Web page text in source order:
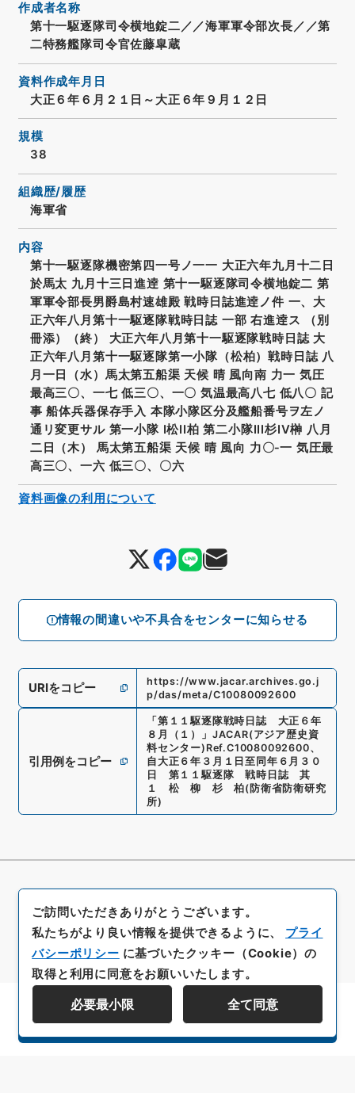
情報の間違いや不具合をセンターに知らせる
作成者名称
第十一駆逐隊司令横地錠二／／海軍軍令部次長／／第
二特務艦隊司令官佐藤皐蔵
資料作成年月日
大正６年６月２１日～大正６年９月１２日
規模
38
組織歴/履歴
海軍省
内容
第十一駆逐隊機密第四一号ノ一一 大正六年九月十二日
於馬太 九月十三日進逹 第十一駆逐隊司令横地錠二 第
軍軍令部長男爵島村速雄殿 戦時日誌進逹ノ件 一、大
正六年八月第十一駆逐隊戦時日誌 一部 右進逹ス （別
冊添）（終） 大正六年八月第十一駆逐隊戦時日誌 大
正六年八月第十一駆逐隊第一小隊（松柏）戦時日誌 八
月一日（水）馬太第五船渠 天候 晴 風向南 力一 気圧
最高三〇、一七 低三〇、一〇 気温最高八七 低八〇 記
事 船体兵器保存手入 本隊小隊区分及艦船番号ヲ左ノ
通リ変更サル 第一小隊 I松II柏 第二小隊III杉IV榊 八月
二日（木） 馬太第五船渠 天候 晴 風向 力〇‐一 気圧最
高三〇、一六 低三〇、〇六
URIをコピー
https://www.jacar.archives.go.j
p/das/meta/C10080092600
引用例をコピー
「 第１１駆逐隊戦時日誌 大正６年
８月（１）
」 JACAR(アジア歴史資
料センター) Ref.C10080092600、
自大正６年３月１日至同年６月３０
日 第１１駆逐隊 戦時日誌 其
１ 松 柳 杉 柏( 防衛省防衛研究
所)
資料画像の利用について
資料群階層を表示する
ご訪問いただきありがとうございます。
私たちがより良い情報を提供できるように、 プライ
バシーポリシー に基づいたクッキー（Cookie）の
取得と利用に同意をお願いいたします。
必要最小限 全て同意